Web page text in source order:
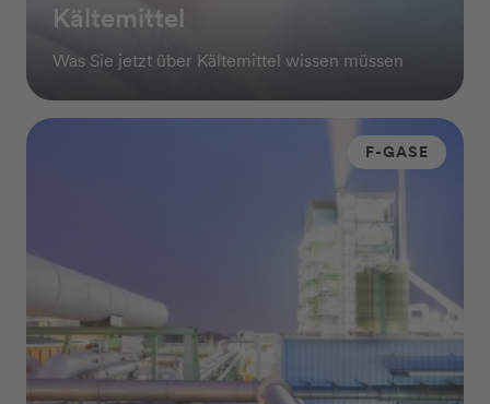
Kältemittel
Was Sie jetzt über Kältemittel wissen müssen
F-GASE